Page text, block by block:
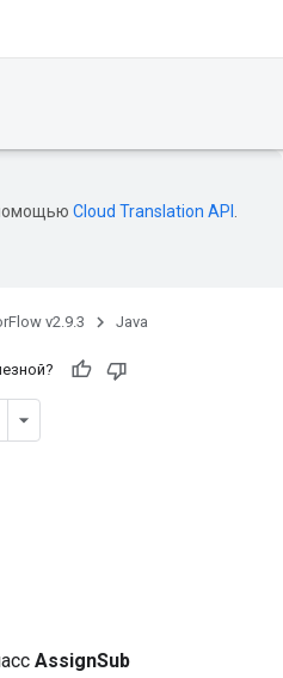
Cloud Translation API
v2.9.3 Java
AssignSub